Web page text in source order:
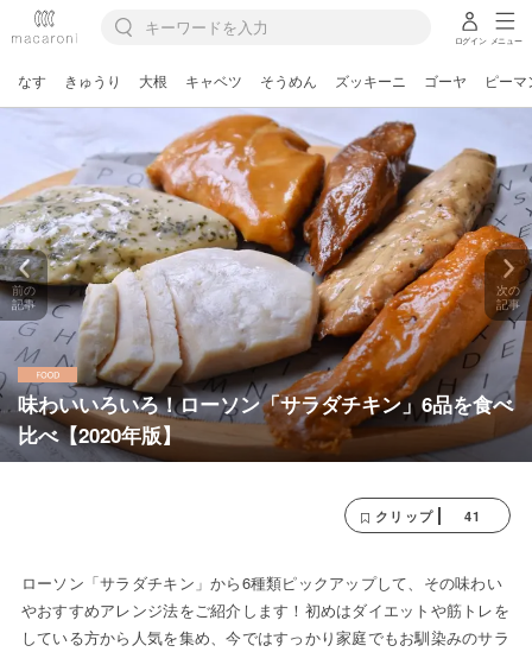
ログイン メニュー
なす きゅうり 大根 キャベツ そうめん ズッキーニ ゴーヤ ピーマ
味わいいろいろ！ローソン「サラダチキン」6品を食べ
比べ【2020年版】
前の
記事
次の
記事
クリップ 41
ローソン「サラダチキン」から6種類ピックアップして、その味わい
やおすすめアレンジ法をご紹介します！初めはダイエットや筋トレを
している方から人気を集め、今ではすっかり家庭でもお馴染みのサラ